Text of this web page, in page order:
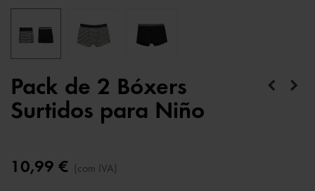
Pack de 2 Bóxers
Surtidos para Niño
10,99 € (com IVA)